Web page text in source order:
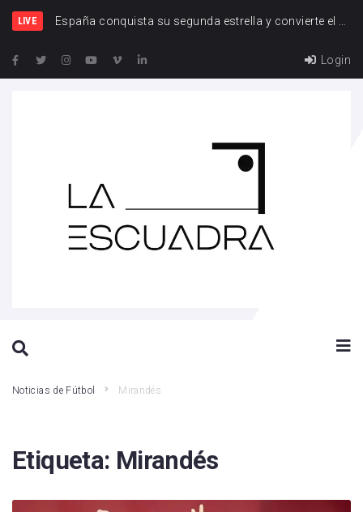
LIVE España y F
Login
Noticias de Fútbol Mirandés
Etiqueta: Mirandés